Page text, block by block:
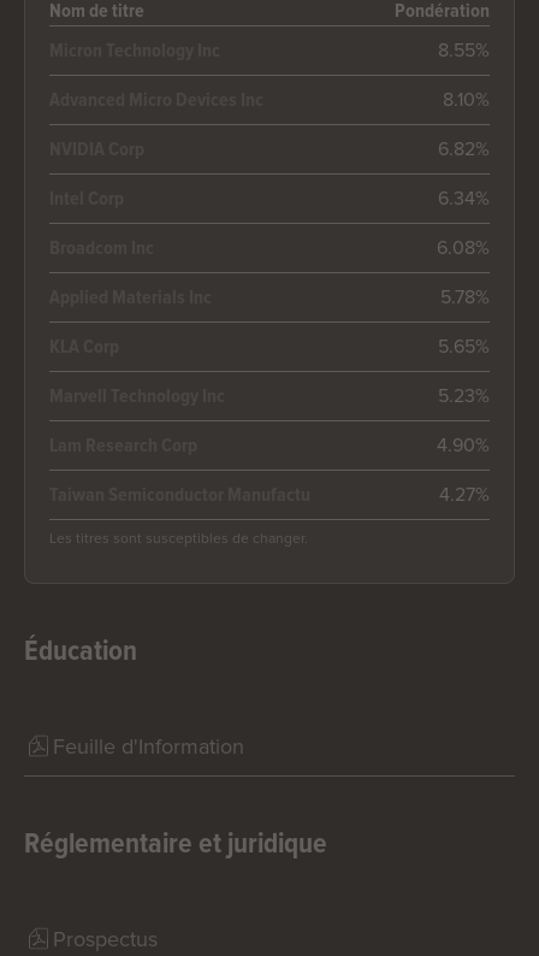
Nom de titre Pondération
8.55%
8.10%
6.82%
6.34%
6.08%
5.78%
5.65%
5.23%
4.90%
4.27%
Les titres sont susceptibles de changer.
Éducation
Feuille d'Information
Réglementaire et juridique
Prospectus